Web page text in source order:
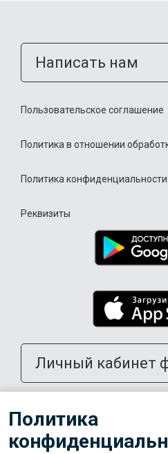
Написать нам
Пользовательское соглашение
Политика в отношении
Политика конфиденциальности
Реквизиты
Личный кабинет
Тренерам
Политика